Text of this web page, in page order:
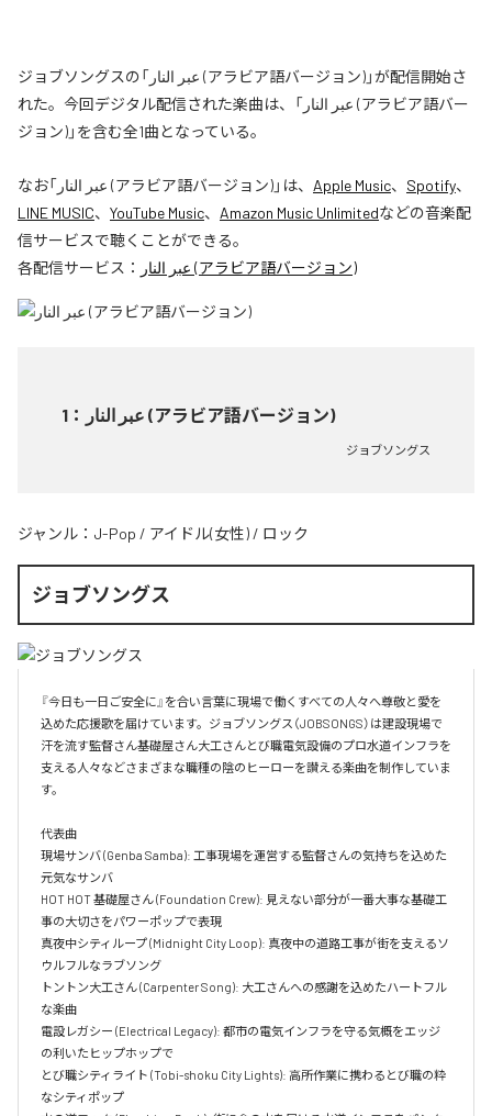
ジョブソングスの「عبر النار (アラビア語バージョン)」が配信開始さ
れた。今回デジタル配信された楽曲は、「عبر النار (アラビア語バー
ジョン)」を含む全1曲となっている。
なお「 عبر النار (アラビア語バージョン)」は、 Apple Music、 Spotify、
LINE MUSIC、 YouTube Music、 Amazon Music Unlimitedなどの音楽配
信サービスで聴くことができる。
各配信サービス：
عبر النار (アラビア語バージョン)
1 ： عبر النار (アラビア語バージョン)
ジョブソングス
ジャンル： J-Pop / アイドル(女性) / ロック
ジョブソングス
『今日も一日ご安全に』を合い言葉に現場で働くすべての人々へ尊敬と愛を
込めた応援歌を届けています。ジョブソングス（JOBSONGS）は建設現場で
汗を流す監督さん基礎屋さん大工さんとび職電気設備のプロ水道インフラを
支える人々などさまざまな職種の陰のヒーローを讃える楽曲を制作していま
す。
代表曲
現場サンバ (Genba Samba): 工事現場を運営する監督さんの気持ちを込めた
元気なサンバ
HOT HOT 基礎屋さん (Foundation Crew): 見えない部分が一番大事な基礎工
事の大切さをパワーポップで表現
真夜中シティループ (Midnight City Loop): 真夜中の道路工事が街を支えるソ
ウルフルなラブソング
トントン大工さん (Carpenter Song): 大工さんへの感謝を込めたハートフル
な楽曲
電設レガシー (Electrical Legacy): 都市の電気インフラを守る気概をエッジ
の利いたヒップホップで
とび職シティライト (Tobi-shoku City Lights): 高所作業に携わるとび職の粋
なシティポップ